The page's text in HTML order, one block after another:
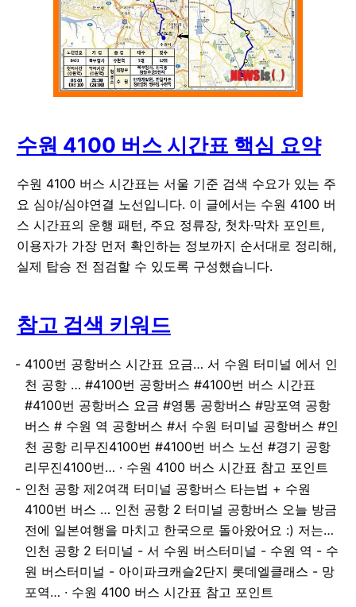
수원 4100 버스 시간표 핵심 요약
수원 4100 버스 시간표는 서울 기준 검색 수요가 있는 주
요 심야/심야연결 노선입니다. 이 글에서는 수원 4100 버
스 시간표의 운행 패턴, 주요 정류장, 첫차·막차 포인트,
이용자가 가장 먼저 확인하는 정보까지 순서대로 정리해,
실제 탑승 전 점검할 수 있도록 구성했습니다.
참고 검색 키워드
4100번 공항버스 시간표 요금… 서 수원 터미널 에서 인
천 공항 … #4100번 공항버스 #4100번 버스 시간표
#4100번 공항버스 요금 #영통 공항버스 #망포역 공항
버스 # 수원 역 공항버스 #서 수원 터미널 공항버스 #인
천 공항 리무진4100번 #4100번 버스 노선 #경기 공항
리무진4100번… · 수원 4100 버스 시간표 참고 포인트
인천 공항 제2여객 터미널 공항버스 타는법 + 수원
4100번 버스 … 인천 공항 2 터미널 공항버스 오늘 방금
전에 일본여행을 마치고 한국으로 돌아왔어요 :) 저는…
인천 공항 2 터미널 - 서 수원 버스터미널 - 수원 역 - 수
원 버스터미널 - 아이파크캐슬2단지 롯데엘클래스 - 망
포역… · 수원 4100 버스 시간표 참고 포인트